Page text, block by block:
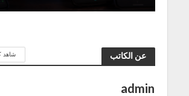
عن الكاتب شاهد
admin